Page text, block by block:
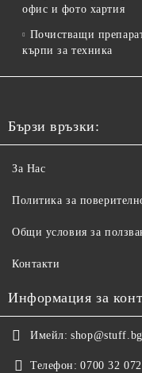
офис и фото хартия
Почистващи
кърпи за техника
Бързи връзки:
За Нас
Политика за
Общи условия за
Контакти
Информация за
Имейл: shop@stuff.bg
Телефон: 0700 32 072